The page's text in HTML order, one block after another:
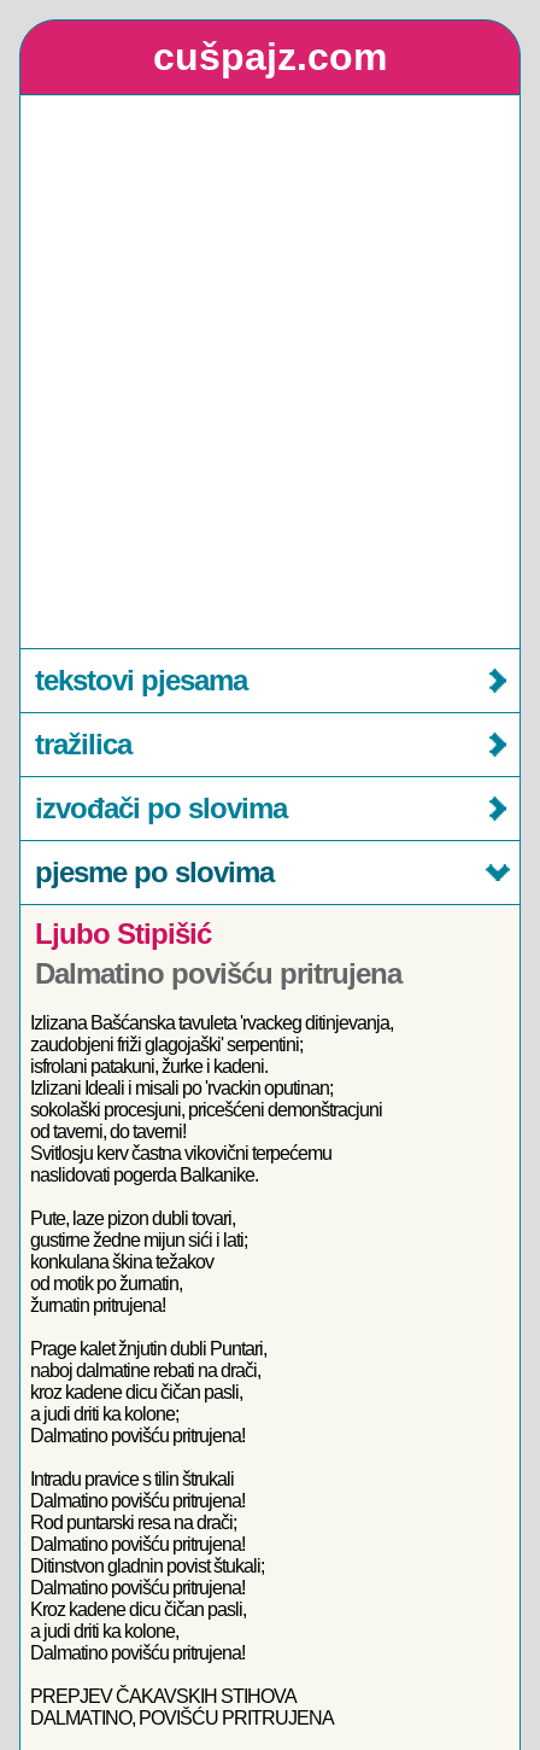
cušpajz.com
tekstovi pjesama
tražilica
izvođači po slovima
pjesme po slovima
Ljubo Stipišić
Dalmatino povišću pritrujena
Izlizana Bašćanska tavuleta 'rvackeg ditinjevanja,
zaudobjeni friži glagojaški' serpentini;
isfrolani patakuni, žurke i kadeni.
Izlizani Ideali i misali po 'rvackin oputinan;
sokolaški procesjuni, pricešćeni demonštracjuni
od taverni, do taverni!
Svitlosju kerv častna vikovični terpećemu
naslidovati pogerda Balkanike.
Pute, laze pizon dubli tovari,
gustirne žedne mijun sići i lati;
konkulana škina težakov
od motik po žurnatin,
žurnatin pritrujena!
Prage kalet žnjutin dubli Puntari,
naboj dalmatine rebati na drači,
kroz kadene dicu čičan pasli,
a judi driti ka kolone;
Dalmatino povišću pritrujena!
Intradu pravice s tilin štrukali
Dalmatino povišću pritrujena!
Rod puntarski resa na drači;
Dalmatino povišću pritrujena!
Ditinstvon gladnin povist štukali;
Dalmatino povišću pritrujena!
Kroz kadene dicu čičan pasli,
a judi driti ka kolone,
Dalmatino povišću pritrujena!
PREPJEV ČAKAVSKIH STIHOVA
DALMATINO, POVIŠĆU PRITRUJENA